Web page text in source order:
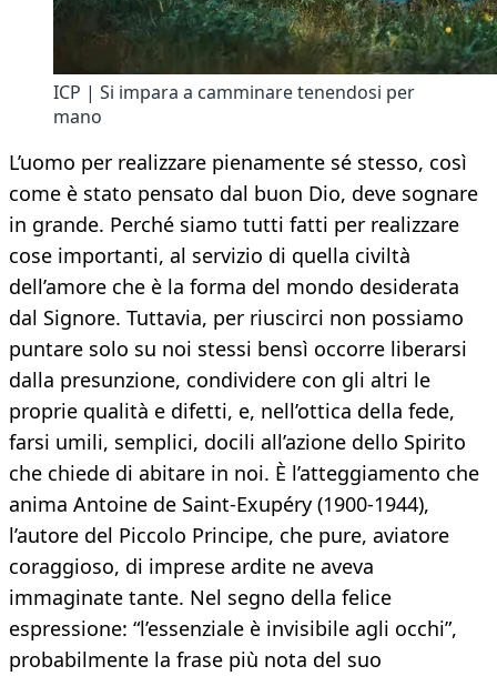
ICP | Si impara a camminare tenendosi per
mano
L’uomo per realizzare pienamente sé stesso, così
come è stato pensato dal buon Dio, deve sognare
in grande. Perché siamo tutti fatti per realizzare
cose importanti, al servizio di quella civiltà
dell’amore che è la forma del mondo desiderata
dal Signore. Tuttavia, per riuscirci non possiamo
puntare solo su noi stessi bensì occorre liberarsi
dalla presunzione, condividere con gli altri le
proprie qualità e difetti, e, nell’ottica della fede,
farsi umili, semplici, docili all’azione dello Spirito
che chiede di abitare in noi. È l’atteggiamento che
anima Antoine de Saint-Exupéry (1900-1944),
l’autore del Piccolo Principe, che pure, aviatore
coraggioso, di imprese ardite ne aveva
immaginate tante. Nel segno della felice
espressione: “l’essenziale è invisibile agli occhi”,
probabilmente la frase più nota del suo